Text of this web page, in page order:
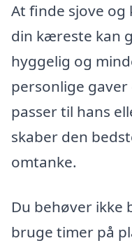
At finde sjove
din kæreste kan
hyggelig og
personlige
passer til hans
skaber den
omtanke.
Du behøver ikke
bruge timer på